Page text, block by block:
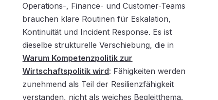
Operations-, Finance- und Customer-Teams
brauchen klare Routinen für Eskalation,
Kontinuität und Incident Response. Es ist
dieselbe strukturelle Verschiebung, die in
Warum Kompetenzpolitik zur
Wirtschaftspolitik wird: Fähigkeiten werden
zunehmend als Teil der Resilienzfähigkeit
verstanden, nicht als weiches Begleitthema.